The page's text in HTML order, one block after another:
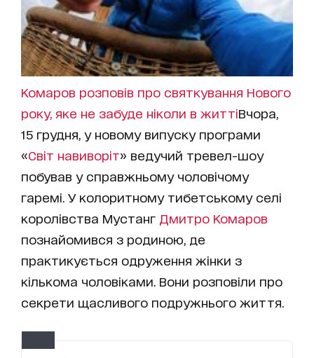
Комаров розповів про святкування Нового
року, яке не забуде ніколи в життіВчора,
15 грудня, у новому випуску програми
«Світ навиворіт» ведучий тревел-шоу
побував у справжньому чоловічому
гаремі. У колоритному тибетському селі
королівства Мустанг Дмитро Комаров
познайомився з родиною, де
практикується одруження жінки з
кількома чоловіками. Вони розповіли про
секрети щасливого подружнього життя.